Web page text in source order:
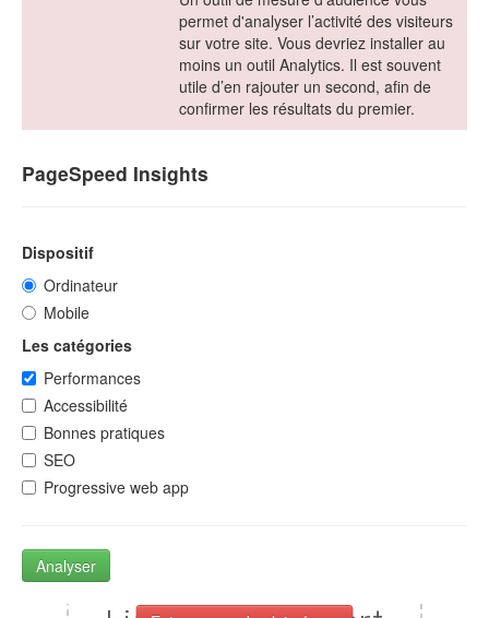
permet d'analyser l’activité des visiteurs
sur votre site. Vous devriez installer au
moins un outil Analytics. Il est souvent
utile d’en rajouter un second, afin de
confirmer les résultats du premier.
PageSpeed Insights
Dispositif
Ordinateur
Mobile
Les catégories
Performances
Accessibilité
Bonnes pratiques
SEO
Progressive web app
Analyser